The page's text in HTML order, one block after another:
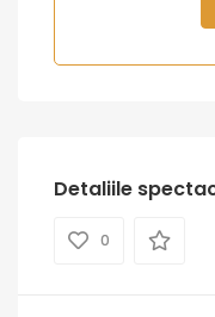
Detaliile
0